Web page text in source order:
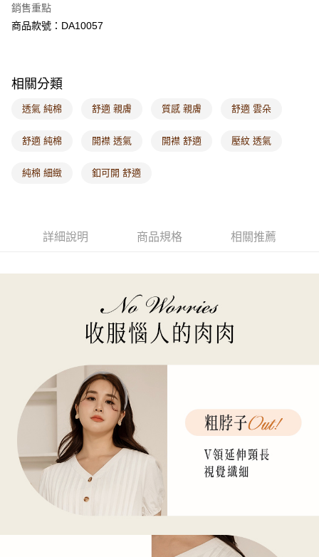
付款後7-11取貨
每筆NT$60，滿NT$1,000(含以上)免運費
每筆NT$120，滿NT$1,000(含以上)免運費
付款後門市自取
海外配送-港/澳/新/馬/泰國專屬 查看運費
海外配送-其他亞洲地區
銷售重點
商品款號：DA10057
相關分類
透氣 純棉 舒適 親膚 質感 親膚 舒適 雲朵
舒適 純棉 開襟 透氣 開襟 舒適 壓紋 透氣
純棉 細緻 釦可開 舒適
詳細說明 商品規格 相關推薦